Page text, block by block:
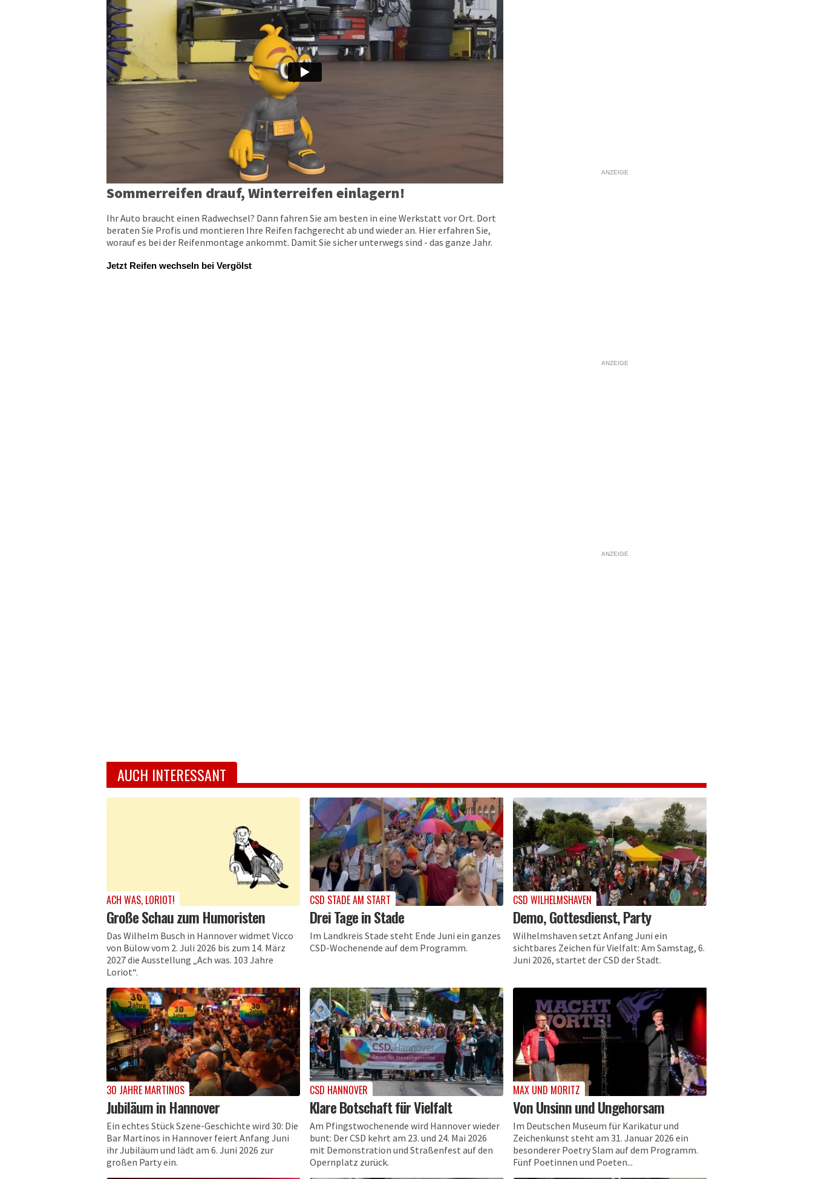
Sommerreifen drauf, Winterreifen einlagern!
Ihr Auto braucht einen Radwechsel? Dann fahren Sie am besten in eine Werkstatt vor Ort. Dort
beraten Sie Profis und montieren Ihre Reifen fachgerecht ab und wieder an. Hier erfahren Sie,
worauf es bei der Reifenmontage ankommt. Damit Sie sicher unterwegs sind - das ganze Jahr.
Jetzt Reifen wechseln bei Vergölst
ANZEIGE
ANZEIGE
ANZEIGE
AUCH INTERESSANT
ACH WAS, LORIOT!
Große Schau zum Humoristen
Das Wilhelm Busch in Hannover widmet Vicco
von Bülow vom 2. Juli 2026 bis zum 14. März
2027 die Ausstellung „Ach was. 103 Jahre
Loriot“.
CSD STADE AM START
Drei Tage in Stade
Im Landkreis Stade steht Ende Juni ein ganzes
CSD-Wochenende auf dem Programm.
CSD WILHELMSHAVEN
Demo, Gottesdienst, Party
Wilhelmshaven setzt Anfang Juni ein
sichtbares Zeichen für Vielfalt: Am Samstag, 6.
Juni 2026, startet der CSD der Stadt.
30 JAHRE MARTINOS
Jubiläum in Hannover
Ein echtes Stück Szene-Geschichte wird 30: Die
Bar Martinos in Hannover feiert Anfang Juni
ihr Jubiläum und lädt am 6. Juni 2026 zur
großen Party ein.
CSD HANNOVER
Klare Botschaft für Vielfalt
Am Pfingstwochenende wird Hannover wieder
bunt: Der CSD kehrt am 23. und 24. Mai 2026
mit Demonstration und Straßenfest auf den
Opernplatz zurück.
MAX UND MORITZ
Von Unsinn und Ungehorsam
Im Deutschen Museum für Karikatur und
Zeichenkunst steht am 31. Januar 2026 ein
besonderer Poetry Slam auf dem Programm.
Fünf Poetinnen und Poeten...